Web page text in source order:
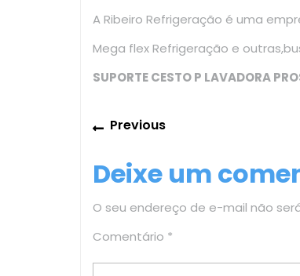
A Ribeiro Refrigeração é uma
Mega flex Refrigeração e
SUPORTE CESTO P LAVADORA
Navegação
Post
PreviousPrevious
Deixe um
O seu endereço de e-mail não
Comentário *